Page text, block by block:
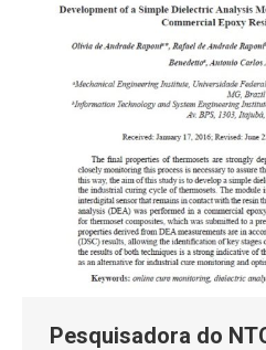
Pesquisadora do